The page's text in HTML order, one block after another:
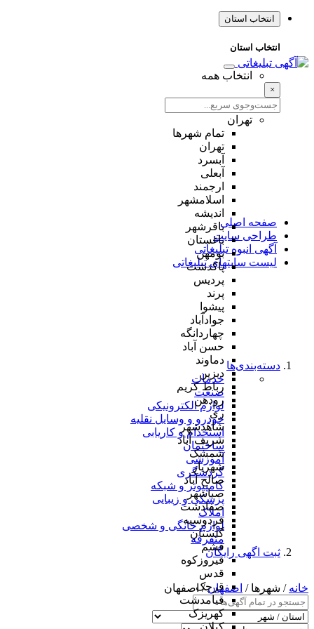
انتخاب استان
انتخاب استان
انتخاب همه
×
تهران
تمام شهر‌ها
تهران
آبسرد
آبعلی
ارجمند
اسلامشهر
اندیشه
باقرشهر
باغستان
بومهن
پاکدشت
پردیس
پرند
پیشوا
جوادآباد
چهاردانگه
حسن آباد
دماوند
دیزین
رباط کریم
رودهن
ری
شاهدشهر
شریف آباد
شمشک
شهریار
صالح آباد
صباشهر
صفادشت
فردوسیه
گلستان
فشم
فیروزکوه
قدس
قرچک
قیامدشت
کهریزک
صفحه اصلی
طراحی سایت
آگهی انبوه تبلیغاتی
لیست سایتهای تبلیغاتی
دسته‌بندی‌ها
خدمات
صنعت
لوازم الکترونیکی
خودرو و وسایل نقلیه
استخدام و کاریابی
ساختمان
آموزشی
گردشگری
کامپیوتر و شبکه
پزشکی و زیبایی
املاک
لوازم خانگی و شخصی
متفرقه
ثبت اگهی رایگان
خانه / شهرها / اصفهان/ اصفهان